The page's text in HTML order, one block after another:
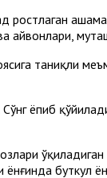
айвонлари,
таниқли
ёпиб
буткул